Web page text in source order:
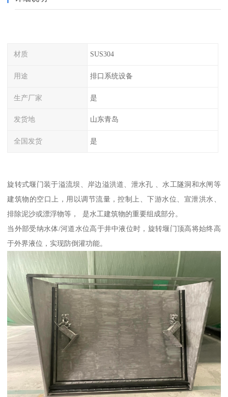
材质 SUS304
用途 排口系统设备
生产厂家 是
发货地 山东青岛
全国发货 是
旋转式堰门装于溢流坝、岸边溢洪道、泄水孔 、水工隧洞和水闸等
建筑物的空口上，用以调节流量，控制上、下游水位、宣泄洪水、
排除泥沙或漂浮物等， 是水工建筑物的重要组成部分。
当外部受纳水体/河道水位高于井中液位时，旋转堰门顶高将始终高
于外界液位，实现防倒灌功能。